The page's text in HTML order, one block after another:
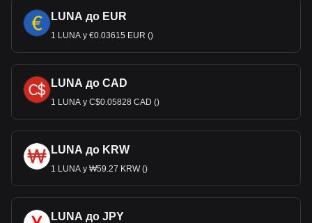
LUNA до EUR
1 LUNA у €0.03615 EUR ()
LUNA до CAD
1 LUNA у C$0.05828 CAD ()
LUNA до KRW
1 LUNA у ₩59.27 KRW ()
LUNA до JPY